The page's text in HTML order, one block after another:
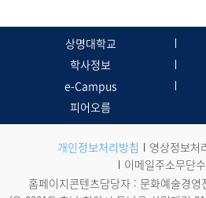
상명대학교
학사정보
e-Campus
피어오름
개인정보처리방침
영상정보처
이메일주소무단
홈페이지콘텐츠담당자 : 문화예술경영